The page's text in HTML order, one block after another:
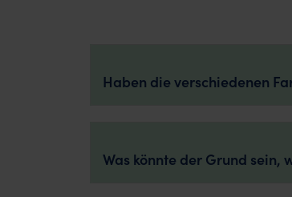
Haben die verschiedenen
Was könnte der Grund sein,